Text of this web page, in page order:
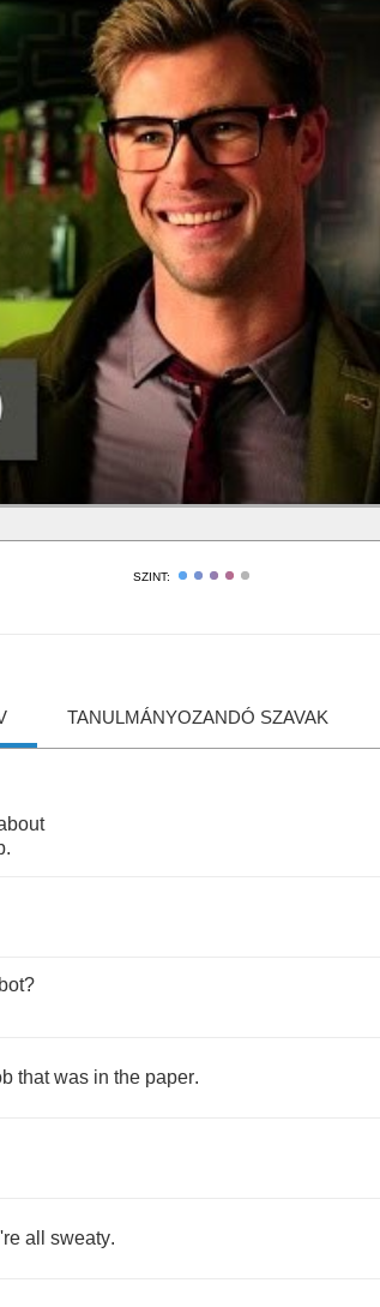
SZINT:
TANULMÁNYOZANDÓ SZAVAK
.
?
that was in the paper.
all sweaty.